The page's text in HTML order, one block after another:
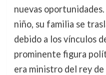
nuevas
niño, su familia se
debido a los vínculos
prominente figura
era ministro del rey